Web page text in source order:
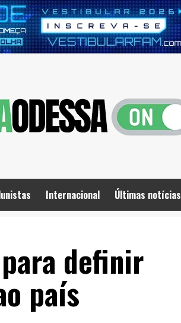
Internacional Últimas notícias
definir
país